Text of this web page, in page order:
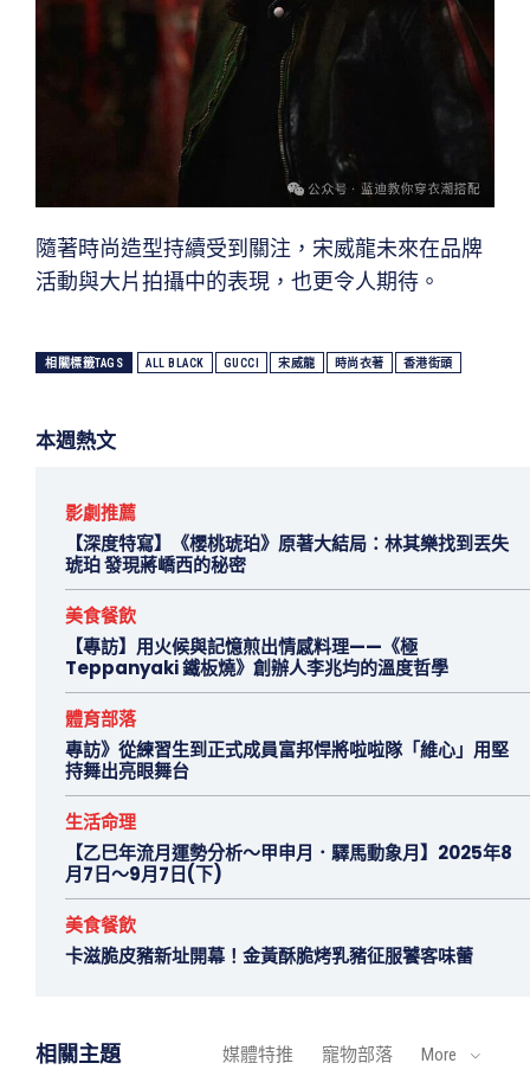
隨著時尚造型持續受到關注，宋威龍未來在品牌
活動與大片拍攝中的表現，也更令人期待。
相關標籤TAGS ALL BLACK GUCCI 宋威龍 時尚衣著 香港街頭
本週熱文
影劇推薦
【深度特寫】《櫻桃琥珀》原著大結局：林其樂找到丟失
琥珀 發現蔣嶠西的秘密
美食餐飲
【專訪】用火候與記憶煎出情感料理——《極
Teppanyaki 鐵板燒》創辦人李兆均的溫度哲學
體育部落
專訪》從練習生到正式成員富邦悍將啦啦隊「維心」用堅
持舞出亮眼舞台
生活命理
【乙巳年流月運勢分析～甲申月．驛馬動象月】2025年8
月7日～9月7日(下)
美食餐飲
卡滋脆皮豬新址開幕！金黃酥脆烤乳豬征服饕客味蕾
相關主題 媒體特推 寵物部落 More